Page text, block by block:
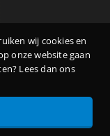
wij cookies en
onze website gaan
Lees dan ons